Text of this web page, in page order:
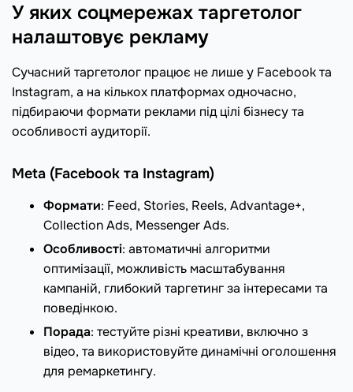
У яких соцмережах таргетолог
налаштовує рекламу
Сучасний таргетолог працює не лише у Facebook та
Instagram, а на кількох платформах одночасно,
підбираючи формати реклами під цілі бізнесу та
особливості аудиторії.
Meta (Facebook та Instagram)
Формати: Feed, Stories, Reels, Advantage+,
Collection Ads, Messenger Ads.
Особливості: автоматичні алгоритми
оптимізації, можливість масштабування
кампаній, глибокий таргетинг за інтересами та
поведінкою.
Порада: тестуйте різні креативи, включно з
відео, та використовуйте динамічні оголошення
для ремаркетингу.